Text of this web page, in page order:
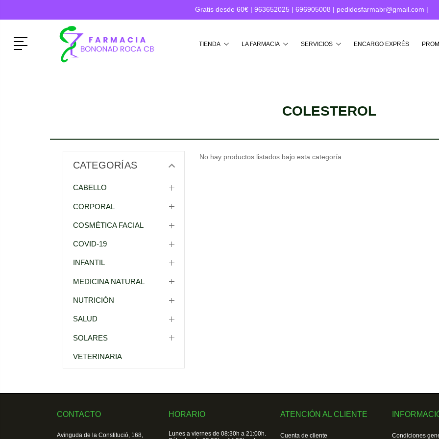
Gratis desde 60€ | 963652025 | 696905008 | pedidosfarmabr@gmail.com |
Menú TIENDA LA FARMACIA SERVICIOS ENCARGO EXPRÉS
COLESTEROL
CATEGORÍAS
CABELLO
CORPORAL
COSMÉTICA FACIAL
COVID-19
INFANTIL
MEDICINA NATURAL
NUTRICIÓN
SALUD
SOLARES
VETERINARIA
No hay productos listados bajo esta categoría.
CONTACTO
Avinguda de la Constitució, 168,
HORARIO
Lunes a viernes de 08:30h a 21:00h.
ATENCIÓN AL CLIENTE
Cuenta de cliente Condiciones